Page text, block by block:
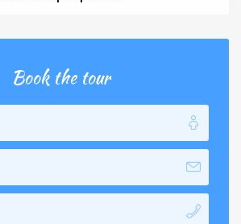
Book the tour